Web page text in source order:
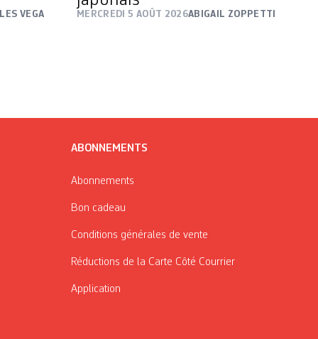
VEGA MERCREDI 5 AOÛT 2026ABIGAIL ZOPPETTI
ABONNEMENTS
Abonnements
Bon cadeau
Conditions générales de vente
Réductions de la Carte Côté Courrier
Application